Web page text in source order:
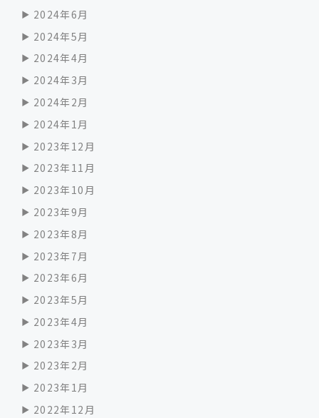
2024年6月
2024年5月
2024年4月
2024年3月
2024年2月
2024年1月
2023年12月
2023年11月
2023年10月
2023年9月
2023年8月
2023年7月
2023年6月
2023年5月
2023年4月
2023年3月
2023年2月
2023年1月
2022年12月